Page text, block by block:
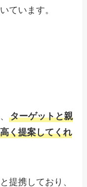
ています。
ターゲットと親
く提案してくれ
提携しており、